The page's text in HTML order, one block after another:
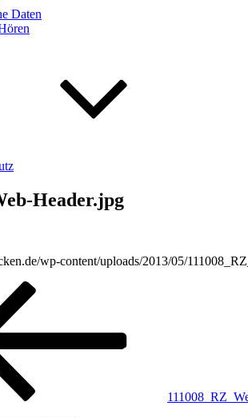
Daten
Header.jpg
wp-content/uploads/2013/05/